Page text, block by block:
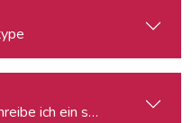
ich ein schlüssiges